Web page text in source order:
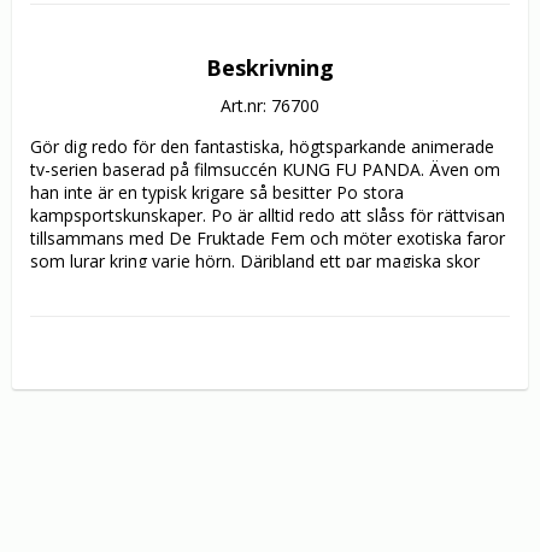
Beskrivning
Art.nr: 76700
Gör dig redo för den fantastiska, högtsparkande animerade
tv-serien baserad på filmsuccén KUNG FU PANDA. Även om
han inte är en typisk krigare så besitter Po stora
kampsportskunskaper. Po är alltid redo att slåss för rättvisan
tillsammans med De Fruktade Fem och möter exotiska faror
som lurar kring varje hörn. Däribland ett par magiska skor